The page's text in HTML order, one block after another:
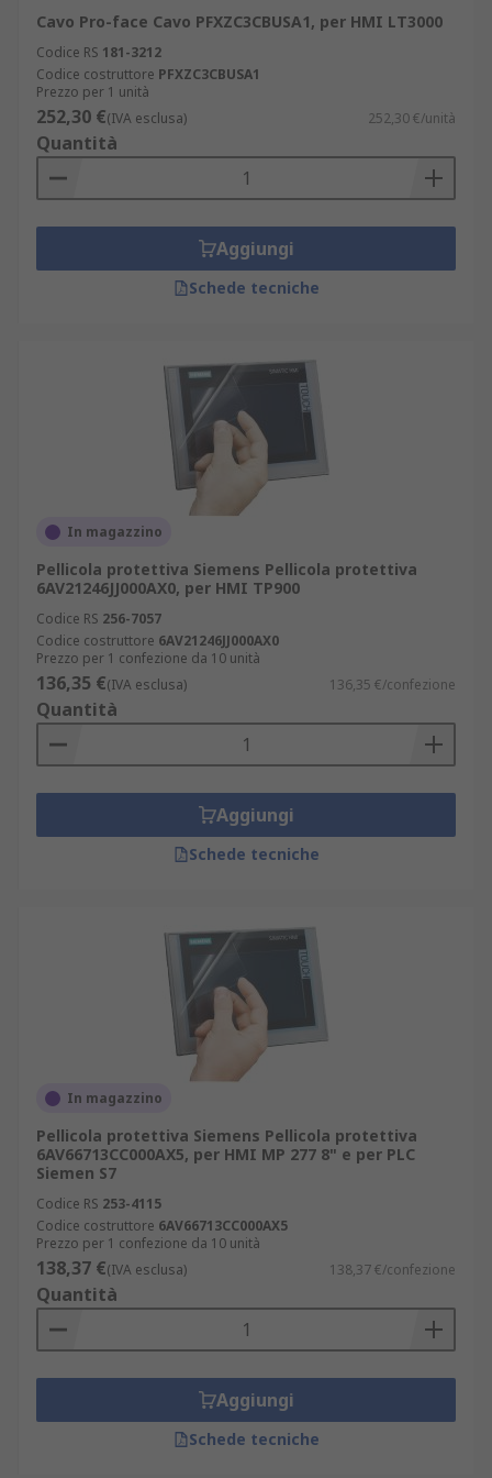
Gli accessori HMI trovano impiego in diversi
settori, come:
elettronica
personal computer
applicazioni multiuso
Cavo Pro-face Cavo PFXZC3CBUSA1, per HMI LT3000
Codice RS 181-3212
Codice costruttore PFXZC3CBUSA1
Prezzo per 1 unità
252,30 €(IVA esclusa) 252,30 €/unità
Quantità
Aggiungi
Schede tecniche
In magazzino
Pellicola protettiva Siemens Pellicola protettiva
6AV21246JJ000AX0, per HMI TP900
Codice RS 256-7057
Codice costruttore 6AV21246JJ000AX0
Prezzo per 1 confezione da 10 unità
136,35 €(IVA esclusa) 136,35 €/confezione
Quantità
Aggiungi
Schede tecniche
In magazzino
Pellicola protettiva Siemens Pellicola protettiva
6AV66713CC000AX5, per HMI MP 277 8" e per PLC
Siemen S7
Codice RS 253-4115
Codice costruttore 6AV66713CC000AX5
Prezzo per 1 confezione da 10 unità
138,37 €(IVA esclusa) 138,37 €/confezione
Quantità
Aggiungi
Schede tecniche